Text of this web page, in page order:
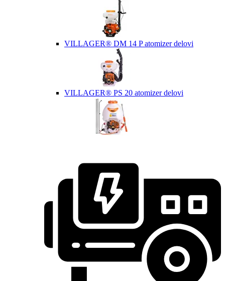
VILLAGER® DM 14 P atomizer delovi
VILLAGER® PS 20 atomizer delovi